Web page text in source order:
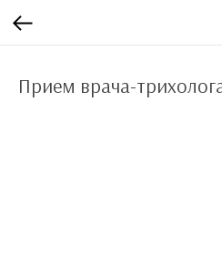
Прием врача-